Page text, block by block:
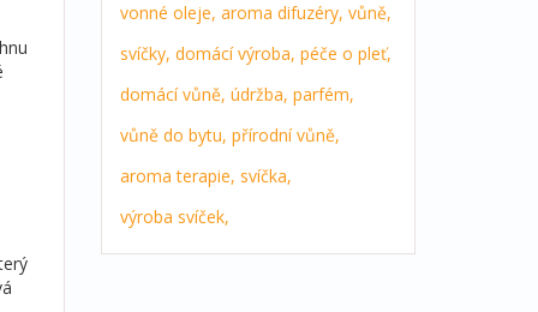
vonné oleje, aroma difuzéry, vůně,
svíčky, domácí výroba, péče o pleť,
domácí vůně, údržba, parfém,
vůně do bytu, přírodní vůně,
aroma terapie, svíčka,
výroba svíček,